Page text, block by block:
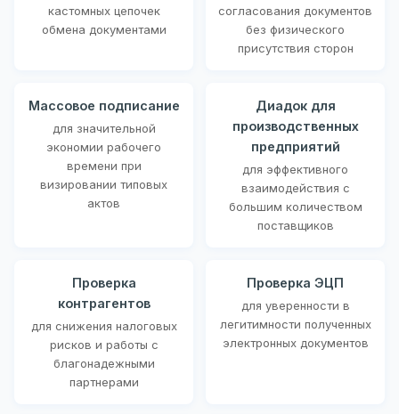
кастомных цепочек
обмена документами
согласования документов
без физического
присутствия сторон
Массовое подписание
для значительной
экономии рабочего
времени при
визировании типовых
актов
Диадок для
производственных
предприятий
для эффективного
взаимодействия с
большим количеством
поставщиков
Проверка
контрагентов
для снижения налоговых
рисков и работы с
благонадежными
партнерами
Проверка ЭЦП
для уверенности в
легитимности полученных
электронных документов